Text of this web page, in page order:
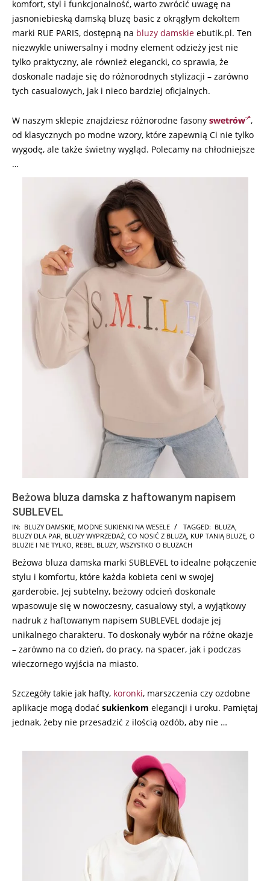
komfort, styl i funkcjonalność, warto zwrócić uwagę na
jasnoniebieską damską bluzę basic z okrągłym dekoltem
marki RUE PARIS, dostępną na bluzy damskie ebutik.pl. Ten
niezwykle uniwersalny i modny element odzieży jest nie
tylko praktyczny, ale również elegancki, co sprawia, że
doskonale nadaje się do różnorodnych stylizacji – zarówno
tych casualowych, jak i nieco bardziej oficjalnych.
W naszym sklepie znajdziesz różnorodne fasony swetrów ,
od klasycznych po modne wzory, które zapewnią Ci nie tylko
wygodę, ale także świetny wygląd. Polecamy na chłodniejsze
…
Beżowa bluza damska z haftowanym napisem
SUBLEVEL
2024-
07-
IN: BLUZY DAMSKIE, MODNE SUKIENKI NA WESELE TAGGED: BLUZA,
BLUZY DLA PAR, BLUZY WYPRZEDAŻ, CO NOSIĆ Z BLUZĄ, KUP TANIĄ BLUZĘ, O
BLUZIE I NIE TYLKO, REBEL BLUZY, WSZYSTKO O BLUZACH
Beżowa bluza damska marki SUBLEVEL to idealne połączenie
stylu i komfortu, które każda kobieta ceni w swojej
garderobie. Jej subtelny, beżowy odcień doskonale
wpasowuje się w nowoczesny, casualowy styl, a wyjątkowy
nadruk z haftowanym napisem SUBLEVEL dodaje jej
unikalnego charakteru. To doskonały wybór na różne okazje
– zarówno na co dzień, do pracy, na spacer, jak i podczas
wieczornego wyjścia na miasto.
Szczegóły takie jak hafty, koronki, marszczenia czy ozdobne
aplikacje mogą dodać sukienkom elegancji i uroku. Pamiętaj
jednak, żeby nie przesadzić z ilością ozdób, aby nie …